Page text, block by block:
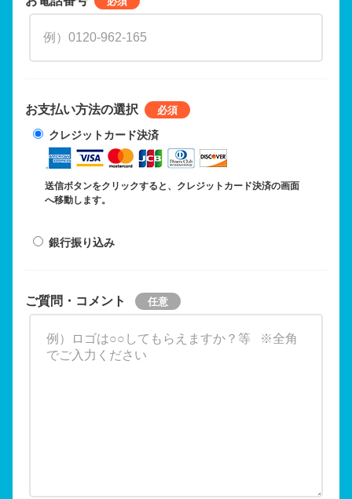
お支払い方法の選択
クレジットカード決済
送信ボタンをクリックすると、クレジットカード決済の画面
へ移動します。
銀行振り込み
ご質問・コメント